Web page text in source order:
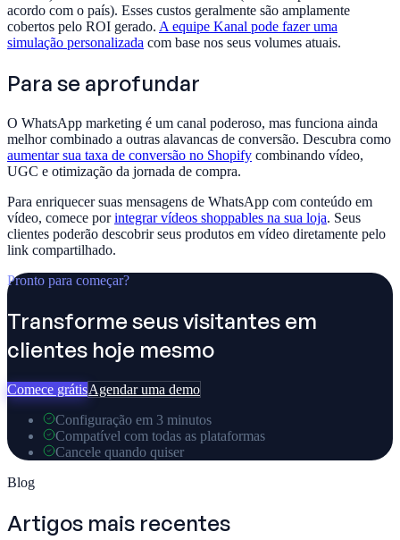
acordo com o país). Esses custos geralmente são amplamente
cobertos pelo ROI gerado. A equipe Kanal pode fazer uma
simulação personalizada com base nos seus volumes atuais.
Para se aprofundar
O WhatsApp marketing é um canal poderoso, mas funciona ainda
melhor combinado a outras alavancas de conversão. Descubra como
aumentar sua taxa de conversão no Shopify combinando vídeo,
UGC e otimização da jornada de compra.
Para enriquecer suas mensagens de WhatsApp com conteúdo em
vídeo, comece porintegrar vídeos shoppables na sua loja. Seus
clientes poderão descobrir seus produtos em vídeo diretamente pelo
link compartilhado.
Pronto para começar?
Transforme seus visitantes em
clientes hoje mesmo
Comece grátisAgendar uma demo
Configuração em 3 minutos
Compatível com todas as plataformas
Cancele quando quiser
Blog
Artigos mais recentes